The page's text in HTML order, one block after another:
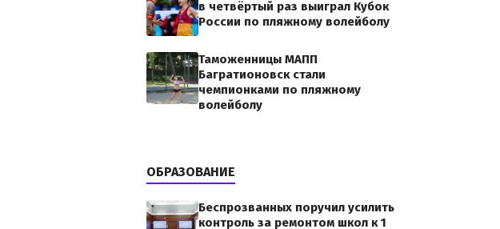
в четвёртый раз выиграл Кубок
России по пляжному волейболу
Таможенницы МАПП
Багратионовск стали
чемпионками по пляжному
волейболу
ОБРАЗОВАНИЕ
Беспрозванных поручил усилить
контроль за ремонтом школ к 1